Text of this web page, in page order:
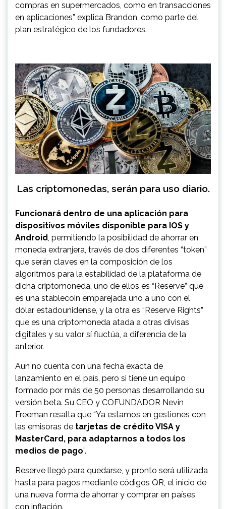
compras en supermercados, como en transacciones
en aplicaciones” explica Brandon, como parte del
plan estratégico de los fundadores.
Las criptomonedas, serán para uso diario.
Funcionará dentro de una aplicación para
dispositivos móviles disponible para IOS y
Android , permitiendo la posibilidad de ahorrar en
moneda extranjera, través de dos diferentes “token”
que serán claves en la composición de los
algoritmos para la estabilidad de la plataforma de
dicha criptomoneda, uno de ellos es “Reserve” que
es una stablecoin emparejada uno a uno con el
dólar estadounidense, y la otra es “Reserve Rights”
que es una criptomoneda atada a otras divisas
digitales y su valor sí fluctúa, a diferencia de la
anterior.
Aun no cuenta con una fecha exacta de
lanzamiento en el país, pero si tiene un equipo
formado por más de 50 personas desarrollando su
versión beta. Su CEO y COFUNDADOR Nevin
Freeman resalta que “Ya estamos en gestiones con
las emisoras de tarjetas de crédito VISA y
MasterCard, para adaptarnos a todos los
medios de pago”.
Reserve llegó para quedarse, y pronto será utilizada
hasta para pagos mediante códigos QR, el inicio de
una nueva forma de ahorrar y comprar en países
con inflación.